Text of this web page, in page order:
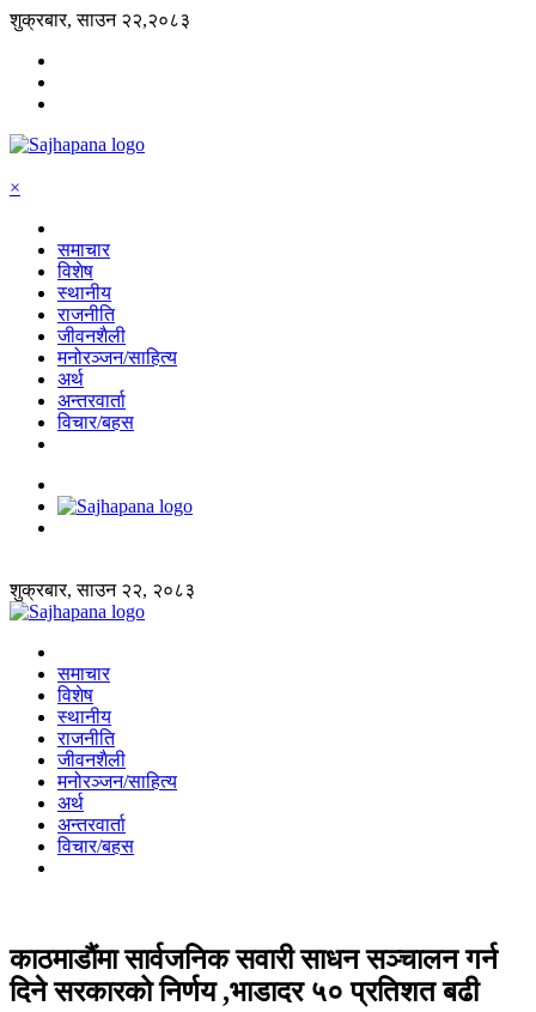
शुक्रबार, साउन २२,२०८३
×
समाचार
विशेष
स्थानीय
राजनीति
जीवनशैली
मनोरञ्जन/साहित्य
अर्थ
अन्तरवार्ता
विचार/बहस
शुक्रबार, साउन २२, २०८३
समाचार
विशेष
स्थानीय
राजनीति
जीवनशैली
मनोरञ्जन/साहित्य
अर्थ
अन्तरवार्ता
विचार/बहस
काठमाडाैंमा सार्वजनिक सवारी साधन सञ्चालन गर्न
दिने सरकारको निर्णय ,भाडादर ५० प्रतिशत बढी